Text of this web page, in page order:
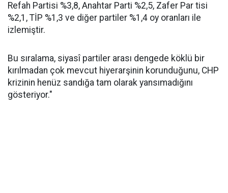
Refah Partisi %3,8, Anahtar Parti %2,5, Zafer Par tisi
%2,1, TİP %1,3 ve diğer partiler %1,4 oy oranları ile
izlemiştir.
Bu sıralama, siyasî partiler arası dengede köklü bir
kırılmadan çok mevcut hiyerarşinin korunduğunu, CHP
krizinin henüz sandığa tam olarak yansımadığını
gösteriyor."